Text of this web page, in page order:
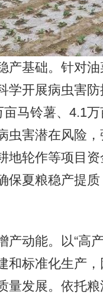
基础。针对油
学开展病虫害
马铃薯、4.1
虫害潜在风险
地轮作等项目
保夏粮稳产提
动能。以“高产
和标准化生产
量发展。依托